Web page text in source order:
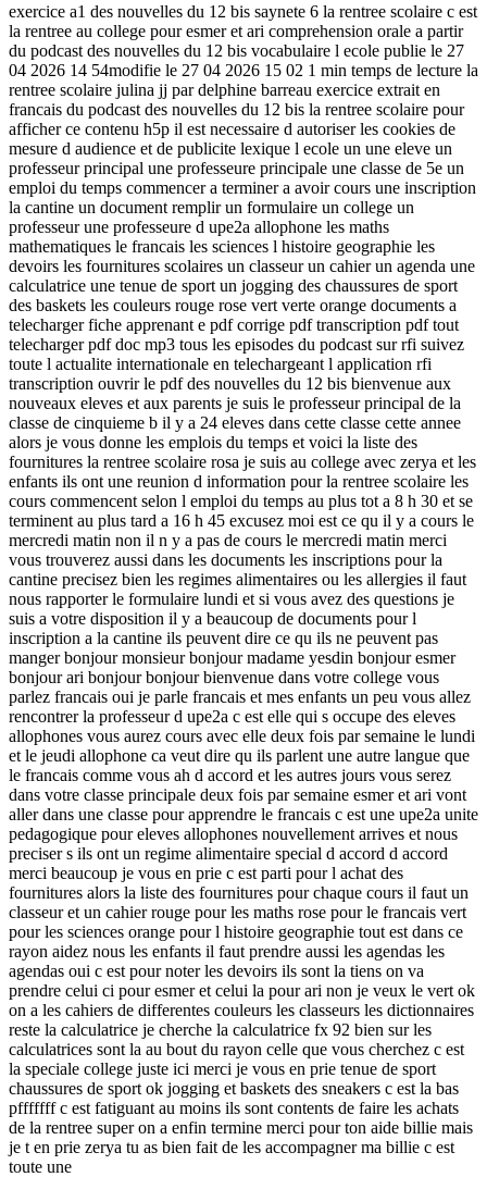
exercice a1 des nouvelles du 12 bis saynete 6 la rentree scolaire c est
la rentree au college pour esmer et ari comprehension orale a partir
du podcast des nouvelles du 12 bis vocabulaire l ecole publie le 27
04 2026 14 54modifie le 27 04 2026 15 02 1 min temps de lecture la
rentree scolaire julina jj par delphine barreau exercice extrait en
francais du podcast des nouvelles du 12 bis la rentree scolaire pour
afficher ce contenu h5p il est necessaire d autoriser les cookies de
mesure d audience et de publicite lexique l ecole un une eleve un
professeur principal une professeure principale une classe de 5e un
emploi du temps commencer a terminer a avoir cours une inscription
la cantine un document remplir un formulaire un college un
professeur une professeure d upe2a allophone les maths
mathematiques le francais les sciences l histoire geographie les
devoirs les fournitures scolaires un classeur un cahier un agenda une
calculatrice une tenue de sport un jogging des chaussures de sport
des baskets les couleurs rouge rose vert verte orange documents a
telecharger fiche apprenant e pdf corrige pdf transcription pdf tout
telecharger pdf doc mp3 tous les episodes du podcast sur rfi suivez
toute l actualite internationale en telechargeant l application rfi
transcription ouvrir le pdf des nouvelles du 12 bis bienvenue aux
nouveaux eleves et aux parents je suis le professeur principal de la
classe de cinquieme b il y a 24 eleves dans cette classe cette annee
alors je vous donne les emplois du temps et voici la liste des
fournitures la rentree scolaire rosa je suis au college avec zerya et les
enfants ils ont une reunion d information pour la rentree scolaire les
cours commencent selon l emploi du temps au plus tot a 8 h 30 et se
terminent au plus tard a 16 h 45 excusez moi est ce qu il y a cours le
mercredi matin non il n y a pas de cours le mercredi matin merci
vous trouverez aussi dans les documents les inscriptions pour la
cantine precisez bien les regimes alimentaires ou les allergies il faut
nous rapporter le formulaire lundi et si vous avez des questions je
suis a votre disposition il y a beaucoup de documents pour l
inscription a la cantine ils peuvent dire ce qu ils ne peuvent pas
manger bonjour monsieur bonjour madame yesdin bonjour esmer
bonjour ari bonjour bonjour bienvenue dans votre college vous
parlez francais oui je parle francais et mes enfants un peu vous allez
rencontrer la professeur d upe2a c est elle qui s occupe des eleves
allophones vous aurez cours avec elle deux fois par semaine le lundi
et le jeudi allophone ca veut dire qu ils parlent une autre langue que
le francais comme vous ah d accord et les autres jours vous serez
dans votre classe principale deux fois par semaine esmer et ari vont
aller dans une classe pour apprendre le francais c est une upe2a unite
pedagogique pour eleves allophones nouvellement arrives et nous
preciser s ils ont un regime alimentaire special d accord d accord
merci beaucoup je vous en prie c est parti pour l achat des
fournitures alors la liste des fournitures pour chaque cours il faut un
classeur et un cahier rouge pour les maths rose pour le francais vert
pour les sciences orange pour l histoire geographie tout est dans ce
rayon aidez nous les enfants il faut prendre aussi les agendas les
agendas oui c est pour noter les devoirs ils sont la tiens on va
prendre celui ci pour esmer et celui la pour ari non je veux le vert ok
on a les cahiers de differentes couleurs les classeurs les dictionnaires
reste la calculatrice je cherche la calculatrice fx 92 bien sur les
calculatrices sont la au bout du rayon celle que vous cherchez c est
la speciale college juste ici merci je vous en prie tenue de sport
chaussures de sport ok jogging et baskets des sneakers c est la bas
pfffffff c est fatiguant au moins ils sont contents de faire les achats
de la rentree super on a enfin termine merci pour ton aide billie mais
je t en prie zerya tu as bien fait de les accompagner ma billie c est
toute une